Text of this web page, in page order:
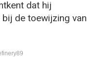
dat hij
de toewijzing van